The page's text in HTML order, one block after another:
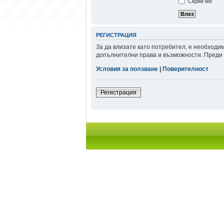
РЕГИСТРАЦИЯ
За да влизате като потребител, е
допълнителни права и възможности. Преди
Условия за ползване | Поверителност
Регистрация
Начало форум